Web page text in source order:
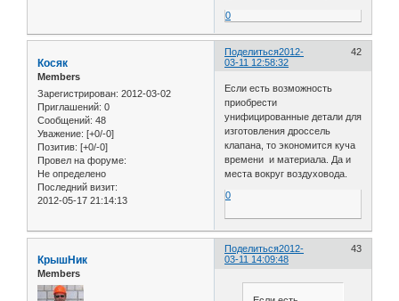
0
Поделиться 42
2012-
03-11 12:58:32
Косяк
Members
Зарегистрирован: 2012-03-02
Приглашений: 0
Сообщений: 48
Уважение: [+0/-0]
Позитив: [+0/-0]
Провел на форуме:
Не определено
Последний визит:
2012-05-17 21:14:13
Если есть возможность
приобрести
унифицированные детали для
изготовления дроссель
клапана, то экономится куча
времени и материала. Да и
места вокруг воздуховода.
0
Поделиться 43
2012-
03-11 14:09:48
КрышНик
Members